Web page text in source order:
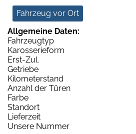
Fahrzeug vor Ort
Allgemeine Daten:
Fahrzeugtyp
Karosserieform
Erst-Zul.
Getriebe
Kilometerstand
Anzahl der Türen
Farbe
Standort
Lieferzeit
Unsere Nummer